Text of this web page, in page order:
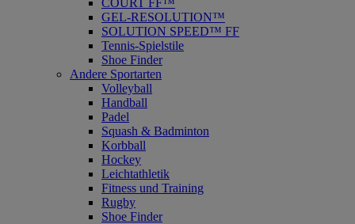
COURT FF™
GEL-RESOLUTION™
SOLUTION SPEED™ FF
Tennis-Spielstile
Shoe Finder
Andere Sportarten
Volleyball
Handball
Padel
Squash & Badminton
Korbball
Hockey
Leichtathletik
Fitness und Training
Rugby
Shoe Finder